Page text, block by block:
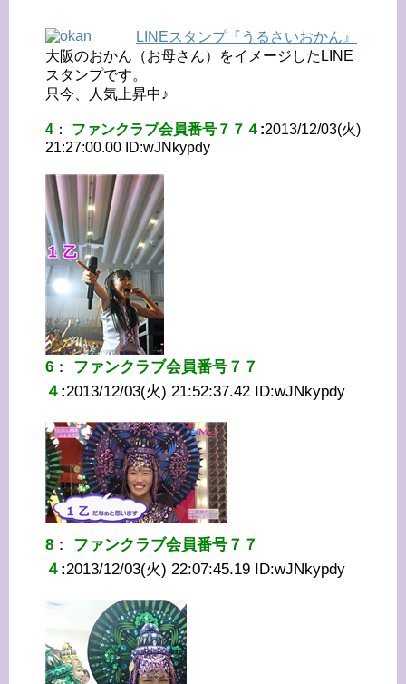
LINEスタンプ『うるさいおかん』
大阪のおかん（お母さん）をイメージしたLINE
スタンプです。
只今、人気上昇中♪
4 ： ファンクラブ会員番号７７４ :2013/12/03(火)
21:27:00.00 ID:wJNkypdy
6 ： ファンクラブ会員番号７７
４ :2013/12/03(火) 21:52:37.42 ID:wJNkypdy
8 ： ファンクラブ会員番号７７
４ :2013/12/03(火) 22:07:45.19 ID:wJNkypdy